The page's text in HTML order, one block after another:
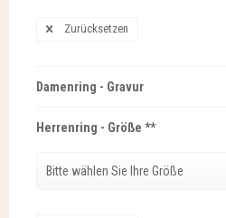
Zurücksetzen
Damenring - Gravur
Herrenring - Größe **